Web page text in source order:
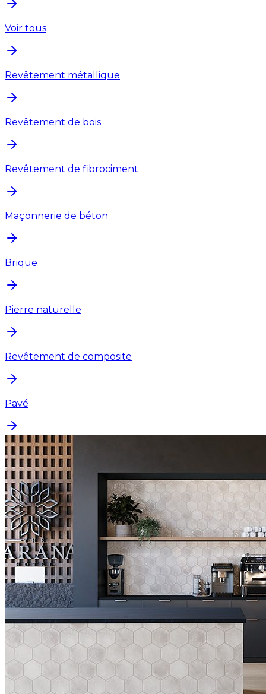
Voir tous
Revêtement métallique
Revêtement de bois
Revêtement de fibrociment
Maçonnerie de béton
Brique
Pierre naturelle
Revêtement de composite
Pavé